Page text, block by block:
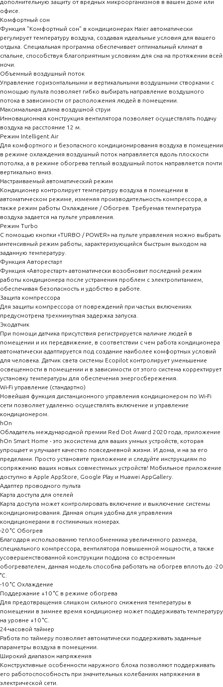
дополнительную защиту от вредных микроорганизмов в вашем доме или
офисе.
Комфортный сон
Функция "Комфортный сон" в кондиционерах Haier автоматически
регулирует температуру воздуха, создавая идеальные условия для вашего
отдыха. Специальная программа обеспечивает оптимальный климат в
спальне, способствуя благоприятным условиям для сна на протяжении всей
ночи.
Объемный воздушный поток
Управление горизонтальными и вертикальными воздушными створками с
помощью пульта позволяет гибко выбирать направление воздушного
потока в зависимости от расположения людей в помещении.
Максимальная длина воздушной струи
Инновационная конструкция вентилятора позволяет осуществлять подачу
воздуха на расстояние 12 м.
Режим Intelligent Air
Для комфортного и безопасного кондиционирования воздуха в помещении
в режиме охлаждения воздушный поток направляется вдоль плоскости
потолка, а в режиме обогрева теплый воздушный поток направляется почти
вертикально вниз.
Настраиваемый автоматический режим
Кондиционер контролирует температуру воздуха в помещении в
автоматическом режиме, изменяя производительность компрессора, а
также режим работы Охлаждение / Обогрев. Требуемая температура
воздуха задается на пульте управления.
Режим Turbo
С помощью кнопки «TURBO / POWER» на пульте управления можно выбрать
интенсивный режим работы, характеризующийся быстрым выходом на
заданную температуру.
Функция Авторестарт
Функция «Авторестарт» автоматически возобновит последний режим
работы кондиционера после устранения проблем с электропитанием,
обеспечивая безопасность и удобство в работе.
Защита компрессора
Для защиты компрессора от повреждений при частых включениях
предусмотрена трехминутная задержка запуска.
Экодатчик
При помощи датчика присутствия регистрируется наличие людей в
помещении и их передвижение, в соответствии с чем работа кондиционера
автоматически адаптируется под создание наиболее комфортных условий
для человека. Датчик света системы Ecopilot контролирует уменьшение
освещенности в помещении и в зависимости от этого система корректирует
установку температуры для обеспечения энергосбережения.
Wi-Fi управление (стандартно)
Новейшая функция дистанционного управления кондиционером по Wi-Fi
сети позволяет удаленно осуществлять включение и управление
кондиционером.
hOn
Обладатель международной премии Red Dot Award 2020 года, приложение
hOn Smart Home - это экосистема для ваших умных устройств, которая
упрощает и улучшает качество повседневной жизни. И дома, и на за его
пределами. Просто установите приложение и следуйте инструкциям по
сопряжению ваших новых совместимых устройств! Мобильное приложение
доступно в Apple AppStore, Google Play и Huawei AppGallery.
Адаптер проводного пульта
Карта доступа для отелей
Карта доступа может контролировать включение и выключение системы
кондиционирования. Данная опция удобна для управления
кондиционерами в гостиничных номерах.
-20 °C Обогрев
Благодаря использованию теплообменника увеличенного размера,
специального компрессора, вентилятора повышенной мощности, а также
усовершенствованной конструкции поддона со встроенным
обогревателем, данная модель способна работать на обогрев вплоть до -20
°С.
-10 °C Охлаждение
Поддержание +10 °С в режиме обогрева
Для предотвращения слишком сильного снижения температуры в
помещении в зимнее время кондиционер может поддерживать температуру
на уровне +10 °С.
24-часовой таймер
Работа по таймеру позволяет автоматически поддерживать заданные
параметры воздуха в помещении.
Широкий диапазон напряжения
Конструктивные особенности наружного блока позволяют поддерживать
его работоспособность при значительных колебаниях напряжения в
электрической сети.